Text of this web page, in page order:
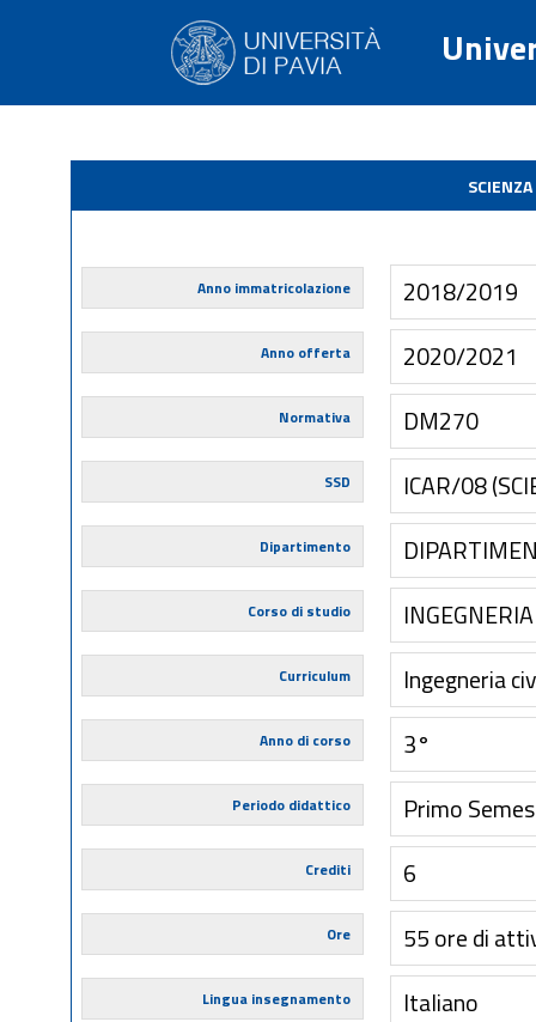
Anno immatricolazione 2018/2019
Anno offerta 2020/2021
Normativa DM270
SSD ICAR/08
Dipartimento
Corso di studio
Curriculum Ingegneria
Anno di corso 3°
Periodo didattico Primo
Crediti 6
Ore 55 ore di
Lingua insegnamento Italiano